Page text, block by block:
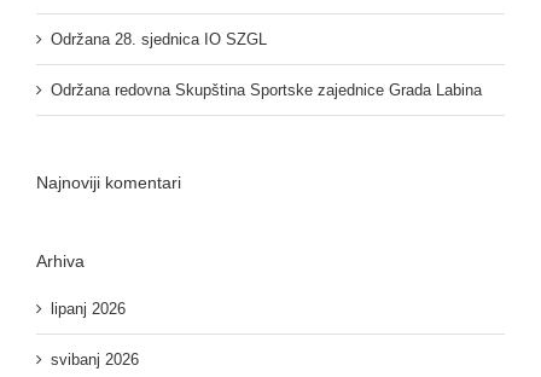
Održana 28. sjednica IO SZGL
Održana redovna Skupština Sportske zajednice Grada Labina
Najnoviji komentari
Arhiva
lipanj 2026
svibanj 2026